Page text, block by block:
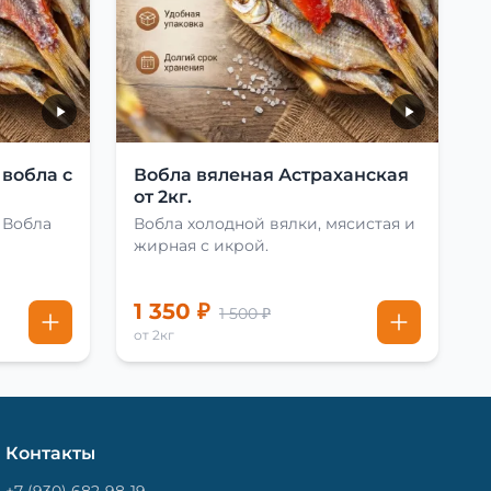
с
Вобла вяленая Астраханская
от 2кг.
Вобла холодной вялки, мясистая и
жирная с икрой.
1 350 ₽ 1 500 ₽
от 2кг
Контакты